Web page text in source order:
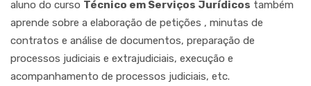
aluno do curso Técnico em Serviços Jurídicos também
aprende sobre a elaboração de petições , minutas de
contratos e análise de documentos, preparação de
processos judiciais e extrajudiciais, execução e
acompanhamento de processos judiciais, etc.